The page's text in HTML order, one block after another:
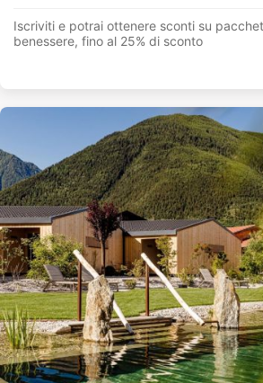
Iscriviti e potrai ottenere sconti su
benessere, fino al 25% di sconto